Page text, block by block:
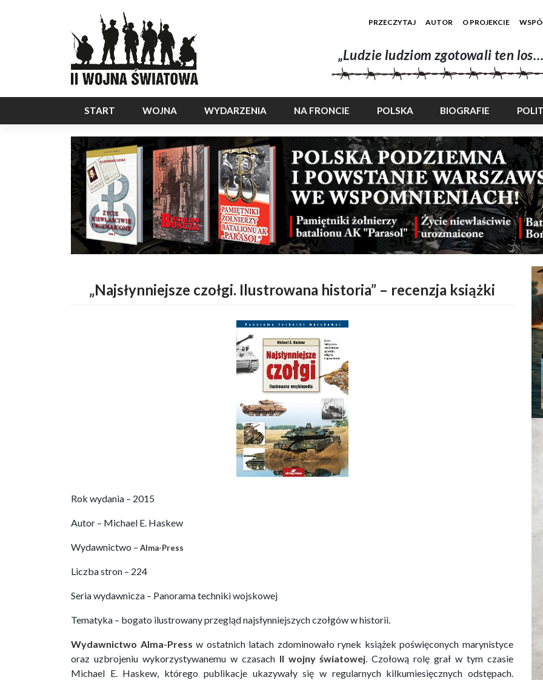
PRZECZYTAJ AUTOR O PROJEKCIE
„Ludzie ludziom zgotowali ten
START WOJNA WYDARZENIA NA FRONCIE POLSKA BIOGRAFIE
„Najsłynniejsze czołgi. Ilustrowana historia” – recenzja książki
Rok wydania – 2015
Autor – Michael E. Haskew
Wydawnictwo – Alma-Press
Liczba stron – 224
Seria wydawnicza – Panorama techniki wojskowej
Tematyka – bogato ilustrowany przegląd najsłynniejszych czołgów w historii.
Wydawnictwo Alma-Press w ostatnich latach zdominowało rynek książek poświęconych marynistyce
oraz uzbrojeniu wykorzystywanemu w czasach II wojny światowej. Czołową rolę grał w tym czasie
Michael E. Haskew, którego publikacje ukazywały się w regularnych kilkumiesięcznych odstępach.